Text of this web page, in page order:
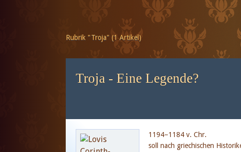
Rubrik "Troja" (1 Artikel)
Troja - Eine Legende?
1194–1184 v. Chr.
soll nach griechischen